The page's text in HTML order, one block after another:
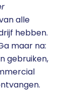
alle
hebben.
maar na:
gebruiken,